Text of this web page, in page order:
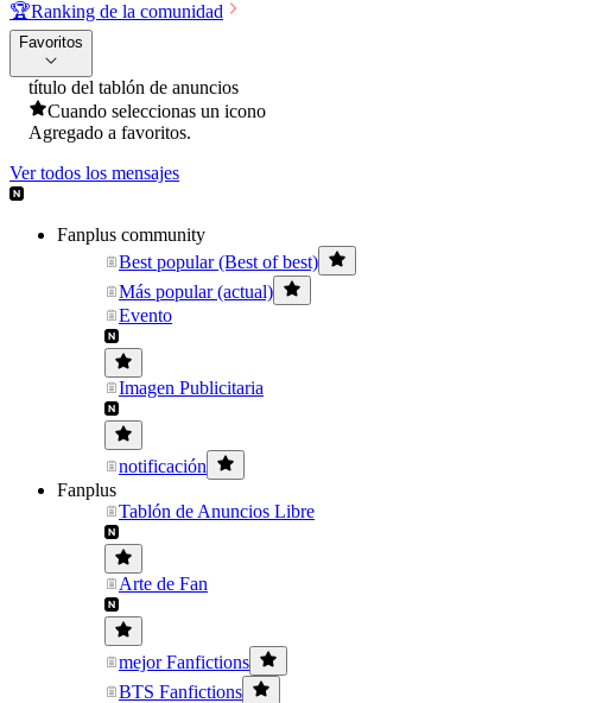
🏆Ranking de la comunidad
Favoritos
título del tablón de anuncios
Cuando seleccionas un icono
Agregado a favoritos.
Ver todos los mensajes
Fanplus community
Best popular (Best of best)
Más popular (actual)
Evento
Imagen Publicitaria
notificación
Fanplus
Tablón de Anuncios Libre
Arte de Fan
mejor Fanfictions
BTS Fanfictions